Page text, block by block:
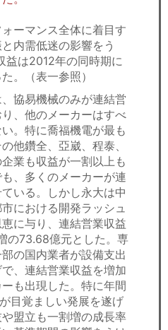
ーマンス全体に着目す
内需低迷の影響をう
益は2012年の同時期に
。（表一参照）
協易機械のみが連結営
、他のメーカーはすべ
。特に喬福機電が最も
他鑽全、亞崴、程泰、
業も収益が一割以上も
、多くのメーカーが連
いる。しかし永大は中
における開発ラッシュ
に与り、連結営業収益
の73.68億元とした。専
の国内業者が設備支出
、連結営業収益を増加
も出現した。特に年間
目覚ましい発展を遂げ
盟立も一割増の成長率